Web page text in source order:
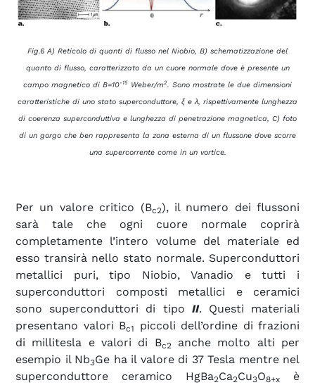
Fig.6 A) Reticolo di quanti di flusso nel Niobio, B) schematizzazione del
quanto di flusso, caratterizzato da un cuore normale dove è presente un
campo magnetico di B=10-15 Weber/m2. Sono mostrate le due dimensioni
caratteristiche di uno stato superconduttore, ξ e λ, rispettivamente lunghezza
di coerenza superconduttiva e lunghezza di penetrazione magnetica, C) foto
di un gorgo che ben rappresenta la zona esterna di un flussone dove scorre
una supercorrente come in un vortice.
Per un valore critico (Bc2), il numero dei flussoni
sarà tale che ogni cuore normale coprirà
completamente l’intero volume del materiale ed
esso transirà nello stato normale. Superconduttori
metallici puri, tipo Niobio, Vanadio e tutti i
superconduttori composti metallici e ceramici
sono superconduttori di tipo II. Questi materiali
presentano valori Bc1
piccoli dell’ordine di frazioni
di millitesla e valori di Bc2
anche molto alti per
esempio il Nb3Ge ha il valore di 37 Tesla mentre nel
superconduttore ceramico HgBa2Ca2Cu3O8+x
è